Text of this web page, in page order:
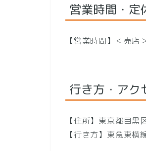
営業時間・定
【営業時間】＜売
行き方・アク
【住所】東京都目
【行き方】東急東